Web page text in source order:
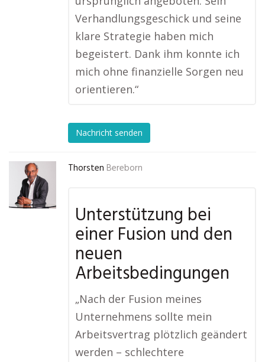
Verhandlungsgeschick und seine
klare Strategie haben mich
begeistert. Dank ihm konnte ich
mich ohne finanzielle Sorgen neu
orientieren.“
Nachricht senden
Thorsten Bereborn
Unterstützung bei
einer Fusion und den
neuen
Arbeitsbedingungen
„Nach der Fusion meines
Unternehmens sollte mein
Arbeitsvertrag plötzlich geändert
werden – schlechtere